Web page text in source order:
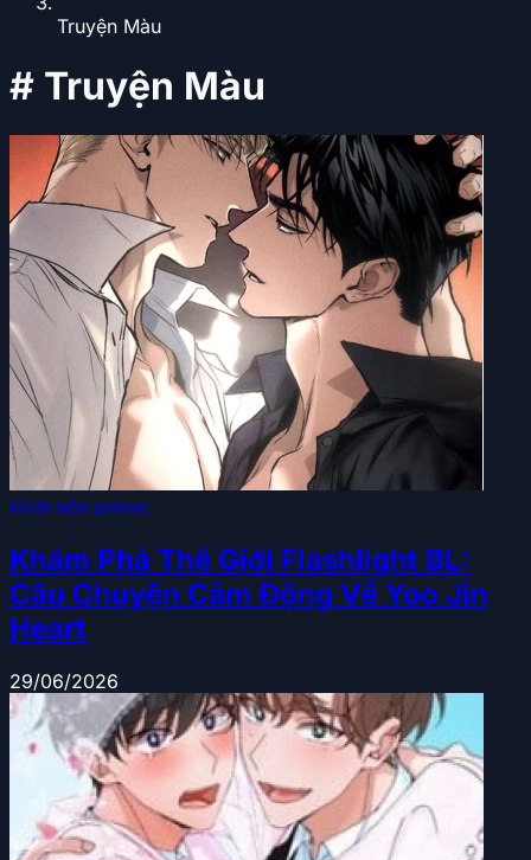
Truyện Màu
# Truyện Màu
Hình nền anime
Khám Phá Thế Giới Flashlight BL:
Câu Chuyện Cảm Động Về Yoo Jin
Heart
29/06/2026